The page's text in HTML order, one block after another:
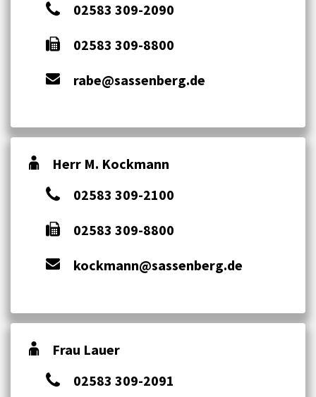
02583 309-2090
02583 309-8800
rabe@sassenberg.de
Herr M. Kockmann
02583 309-2100
02583 309-8800
kockmann@sassenberg.de
Frau Lauer
02583 309-2091